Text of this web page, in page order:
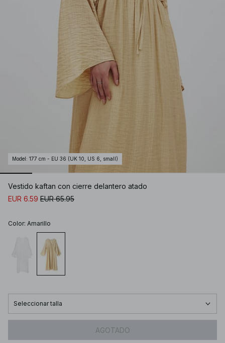
Model : 177 cm - EU 36 (UK 10, US 6, small)
Vestido kaftan con cierre delantero atado
EUR 6.59 EUR 65.95
Color: Amarillo
Seleccionar talla
AGOTADO